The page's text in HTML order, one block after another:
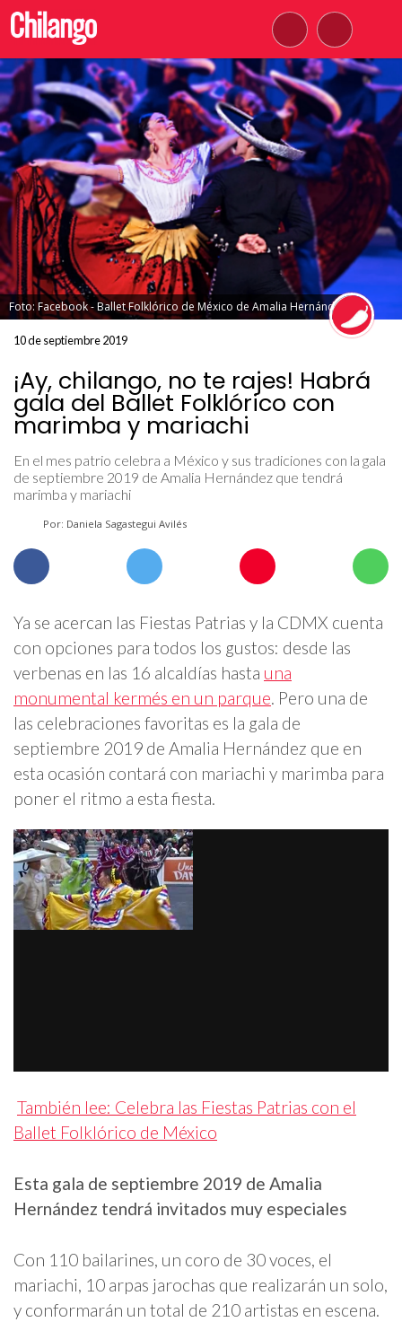
Foto: Facebook - Ballet Folklórico de México de Amalia Hernández
10 de septiembre 2019
¡Ay, chilango, no te rajes! Habrá
gala del Ballet Folklórico con
marimba y mariachi
En el mes patrio celebra a México y sus tradiciones con la gala
de septiembre 2019 de Amalia Hernández que tendrá
marimba y mariachi
Por: Daniela Sagastegui Avilés
Ya se acercan las Fiestas Patrias y la CDMX cuenta
con opciones para todos los gustos: desde las
verbenas en las 16 alcaldías hasta una
monumental kermés en un parque. Pero una de
las celebraciones favoritas es la gala de
septiembre 2019 de Amalia Hernández que en
esta ocasión contará con mariachi y marimba para
poner el ritmo a esta fiesta.
También lee: Celebra las Fiestas Patrias con el
Ballet Folklórico de México
Esta gala de septiembre 2019 de Amalia
Hernández tendrá invitados muy especiales
Con 110 bailarines, un coro de 30 voces, el
mariachi, 10 arpas jarochas que realizarán un solo,
y conformarán un total de 210 artistas en escena.